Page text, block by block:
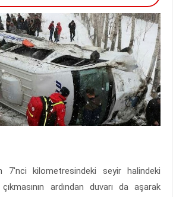
7'nci kilometresindeki seyir halindeki
ardından duvarı da aşarak